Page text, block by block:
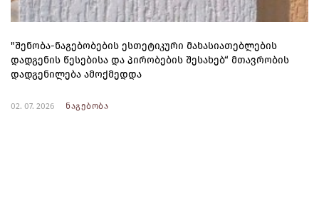
"შენობა-ნაგებობების ესთეტიკური მახასიათებლების
დადგენის წესებისა და პირობების შესახებ“ მთავრობის
დადგენილება ამოქმედდა
02. 07. 2026 ნაგებობა